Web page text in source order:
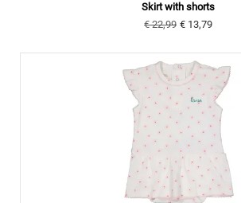
Skirt with shorts
€ 22,99 € 13,79